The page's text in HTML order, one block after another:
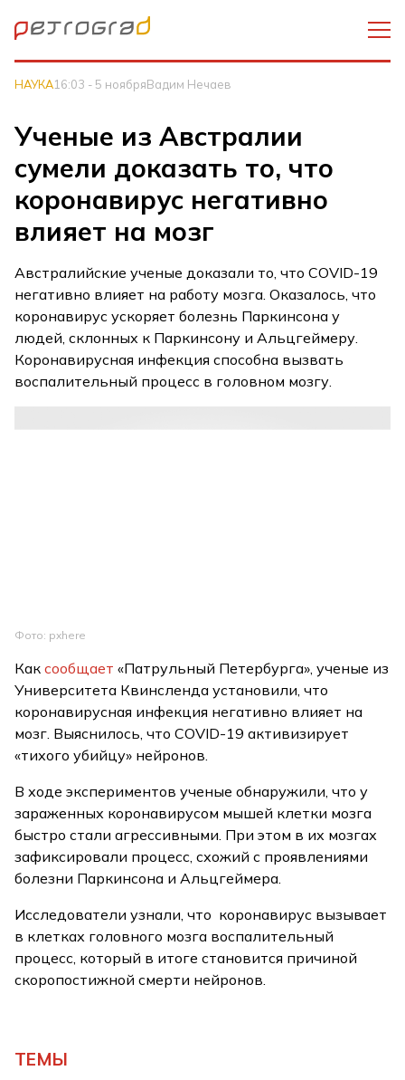
НАУКА16:03 - 5 ноябряВадим Нечаев
Ученые из Австралии
сумели доказать то, что
коронавирус негативно
влияет на мозг
Австралийские ученые доказали то, что COVID-19
негативно влияет на работу мозга. Оказалось, что
коронавирус ускоряет болезнь Паркинсона у
людей, склонных к Паркинсону и Альцгеймеру.
Коронавирусная инфекция способна вызвать
воспалительный процесс в головном мозгу.
Фото: pxhere
Каксообщает «Патрульный Петербурга», ученые из
Университета Квинсленда установили, что
коронавирусная инфекция негативно влияет на
мозг. Выяснилось, что COVID-19 активизирует
«тихого убийцу» нейронов.
В ходе экспериментов ученые обнаружили, что у
зараженных коронавирусом мышей клетки мозга
быстро стали агрессивными. При этом в их мозгах
зафиксировали процесс, схожий с проявлениями
болезни Паркинсона и Альцгеймера.
Исследователи узнали, что коронавирус вызывает
в клетках головного мозга воспалительный
процесс, который в итоге становится причиной
скоропостижной смерти нейронов.
ТЕМЫ